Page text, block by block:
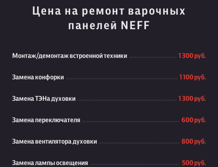
Цена на ремонт варочных
панелей NEFF
Монтаж/демонтаж встроенной техники 1 300 руб.
Замена конфорки 1 100 руб.
Замена ТЭНа духовки 1 300 руб.
Замена переключателя 600 руб.
Замена вентилятора духовки 800 руб.
Замена лампы освещения 500 руб.